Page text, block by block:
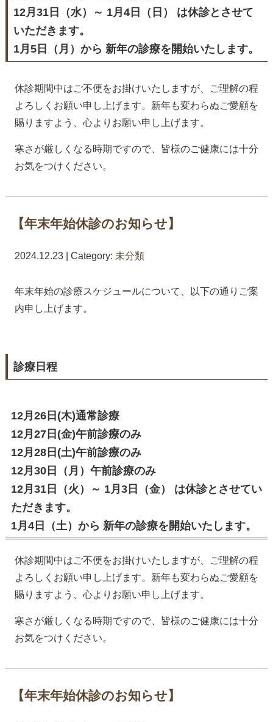
12月31日（水）～ 1月4日（日） は休診とさせて
いただきます。
1月5日（月）から 新年の診療を開始いたします。
休診期間中はご不便をお掛けいたしますが、ご理解の程
よろしくお願い申し上げます。新年も変わらぬご愛顧を
賜りますよう、心よりお願い申し上げます。
寒さが厳しくなる時期ですので、皆様のご健康には十分
お気をつけください。
【年末年始休診のお知らせ】
2024.12.23 | Category: 未分類
年末年始の診療スケジュールについて、以下の通りご案
内申し上げます。
診療日程
12月26日(木)通常診療
12月27日(金)午前診療のみ
12月28日(土)午前診療のみ
12月30日（月）午前診療のみ
12月31日（火）～ 1月3日（金） は休診とさせてい
ただきます。
1月4日（土）から 新年の診療を開始いたします。
休診期間中はご不便をお掛けいたしますが、ご理解の程
よろしくお願い申し上げます。新年も変わらぬご愛顧を
賜りますよう、心よりお願い申し上げます。
寒さが厳しくなる時期ですので、皆様のご健康には十分
お気をつけください。
【年末年始休診のお知らせ】